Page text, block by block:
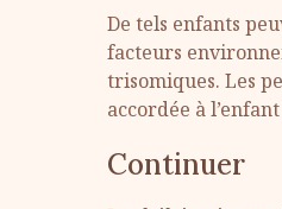
De tels enfants
facteurs
trisomiques. Les
accordée à
Continuer